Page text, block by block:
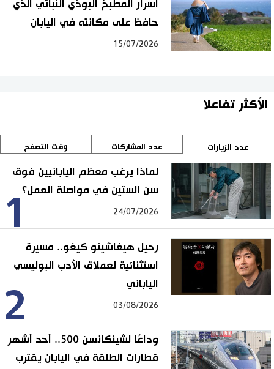
أسرار المطبخ البوذي النباتي الذي
حافظ على مكانته في اليابان
15/07/2026
الأكثر تفاعلا
عدد الزيارات عدد المشاركات وقت التصفح
1
لماذا يرغب معظم اليابانيين فوق
سن الستين في مواصلة العمل؟
24/07/2026
2
رحيل هيغاشينو كيغو.. مسيرة
استثنائية لعملاق الأدب البوليسي
الياباني
03/08/2026
وداعًا لشينكانسن 500.. أحد أشهر
قطارات الطلقة في اليابان يقترب